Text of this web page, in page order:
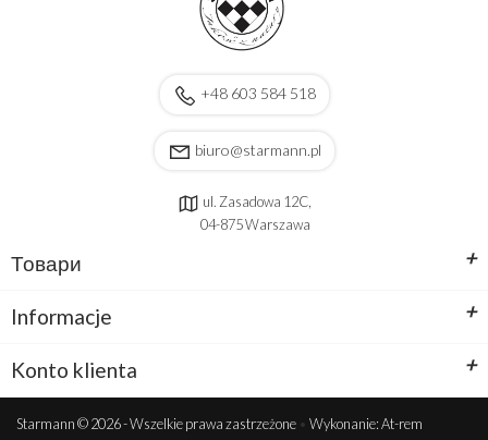
+48 603 584 518
biuro@starmann.pl
ul. Zasadowa 12C,
04-875 Warszawa
Товари +
Informacje +
Konto klienta +
Starmann © 2026 - Wszelkie prawa zastrzeżone • Wykonanie: At-rem